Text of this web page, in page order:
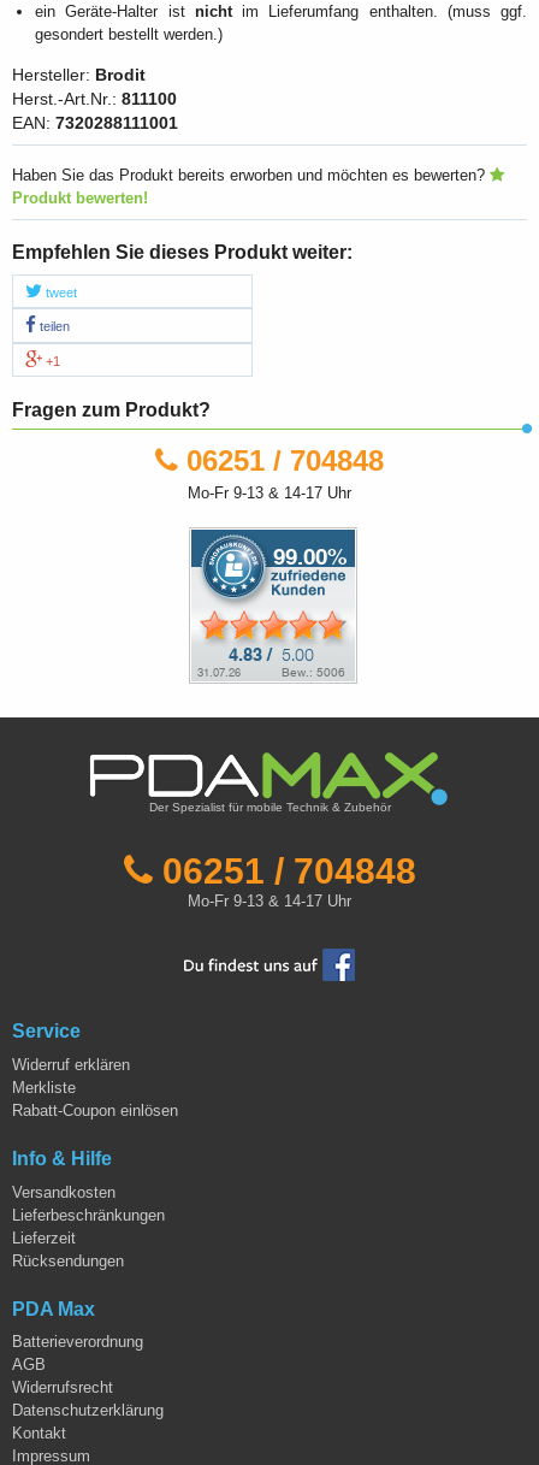
ein Geräte-Halter ist nichtim Lieferumfang enthalten. (muss ggf.
gesondert bestellt werden.)
Hersteller: Brodit
Herst.-Art.Nr.: 811100
EAN: 7320288111001
Haben Sie das Produkt bereits erworben und möchten es bewerten?
Produkt bewerten!
Empfehlen Sie dieses Produkt weiter:
tweet
teilen
+1
Fragen zum Produkt?
06251 / 704848
Mo-Fr 9-13 & 14-17 Uhr
Der Spezialist für mobile Technik & Zubehör
06251 / 704848
Mo-Fr 9-13 & 14-17 Uhr
Service
Widerruf erklären
Merkliste
Rabatt-Coupon einlösen
Info & Hilfe
Versandkosten
Lieferbeschränkungen
Lieferzeit
Rücksendungen
PDA Max
Batterieverordnung
AGB
Widerrufsrecht
Datenschutzerklärung
Kontakt
Impressum